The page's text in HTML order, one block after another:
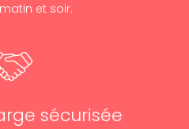
et soir.
sécurisée